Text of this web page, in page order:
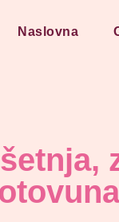
Naslovna